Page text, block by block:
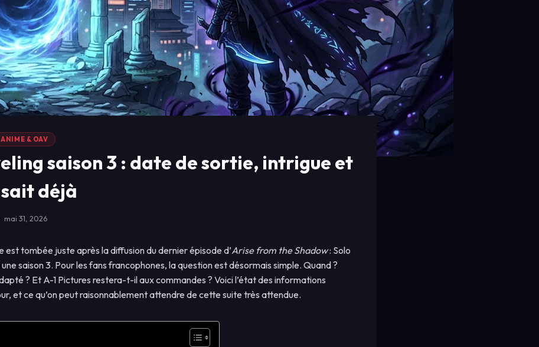
ANIME & OAV
saison 3 : date de sortie, intrigue et
sait déjà
mai 31, 2026
est tombée juste après la diffusion du dernier épisode d’Arise from the Shadow: Solo
saison 3. Pour les fans francophones, la question est désormais simple. Quand ?
? Et A-1 Pictures restera-t-il aux commandes ? Voici l’état des informations
et ce qu’on peut raisonnablement attendre de cette suite très attendue.